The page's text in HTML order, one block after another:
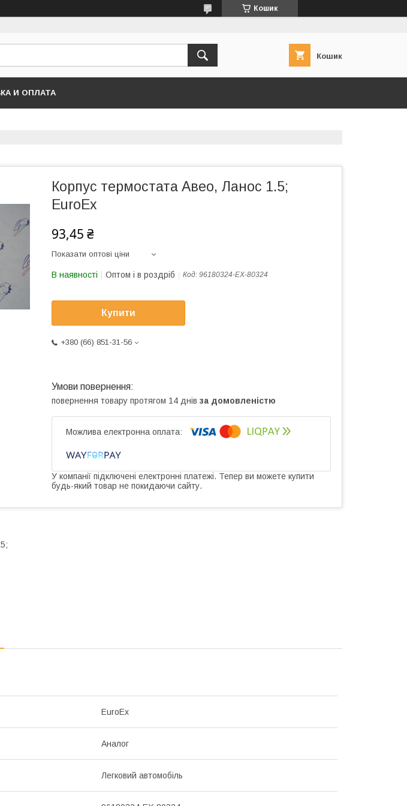
Кошик
Кошик
И ОПЛАТА
Корпус термостата Авео, Ланос 1.5;
EuroEx
93,45 ₴
Показати оптові ціни
В наявності Оптом і в роздріб Код: 96180324-EX-80324
Купити
+380 (66) 851-31-56
повернення товару протягом 14 днів за домовленістю
У компанії підключені електронні платежі. Тепер ви можете купити
будь-який товар не покидаючи сайту.
EuroEx
Аналог
Легковий автомобіль